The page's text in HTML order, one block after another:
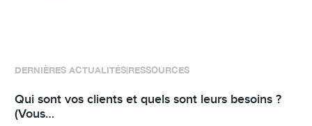
DERNIÈRES ACTUALITÉS RESSOURCES
Qui sont vos clients et quels sont leurs besoins ?
(Vous…